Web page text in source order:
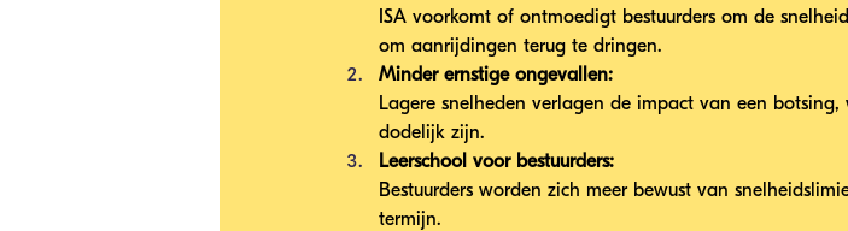
ISA voorkomt of ontmoedigt bestuurders om de
om aanrijdingen terug te dringen.
Minder ernstige ongevallen:
Lagere snelheden verlagen de impact van een
dodelijk zijn.
Leerschool voor bestuurders:
Bestuurders worden zich meer bewust van
termijn.